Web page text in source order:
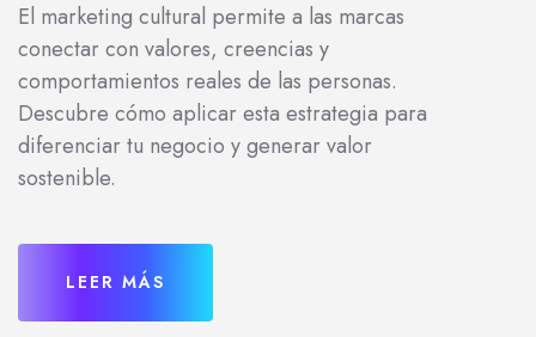
El marketing cultural permite a las marcas
conectar con valores, creencias y
comportamientos reales de las personas.
Descubre cómo aplicar esta estrategia para
diferenciar tu negocio y generar valor
sostenible.
LEER MÁS